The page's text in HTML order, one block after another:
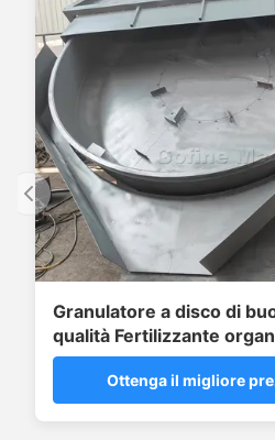
Granulatore a disco di
qualità Fertilizzante
Pelletizzatore macchina
Ottenga il migliore